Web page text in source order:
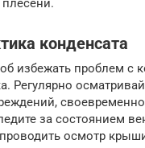
конденсата
избежать проблем с
Регулярно
своевременно
за состоянием
осмотр